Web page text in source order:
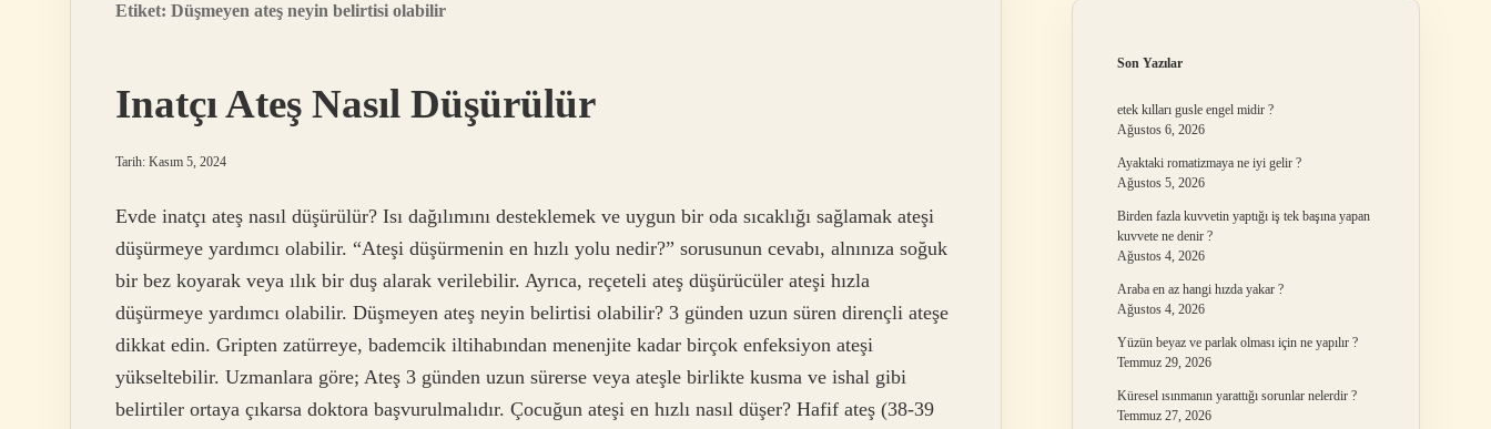
Etiket: Düşmeyen ateş neyin belirtisi olabilir
Inatçı Ateş Nasıl Düşürülür
Tarih: Kasım 5, 2024
Evde inatçı ateş nasıl düşürülür? Isı dağılımını desteklemek ve uygun bir oda sıcaklığı sağlamak ateşi
düşürmeye yardımcı olabilir. “Ateşi düşürmenin en hızlı yolu nedir?” sorusunun cevabı, alnınıza soğuk
bir bez koyarak veya ılık bir duş alarak verilebilir. Ayrıca, reçeteli ateş düşürücüler ateşi hızla
düşürmeye yardımcı olabilir. Düşmeyen ateş neyin belirtisi olabilir? 3 günden uzun süren dirençli ateşe
dikkat edin. Gripten zatürreye, bademcik iltihabından menenjite kadar birçok enfeksiyon ateşi
yükseltebilir. Uzmanlara göre; Ateş 3 günden uzun sürerse veya ateşle birlikte kusma ve ishal gibi
belirtiler ortaya çıkarsa doktora başvurulmalıdır. Çocuğun ateşi en hızlı nasıl düşer? Hafif ateş (38-39
Son Yazılar
etek kılları gusle engel midir ?
Ağustos 6, 2026
Ayaktaki romatizmaya ne iyi gelir ?
Ağustos 5, 2026
Birden fazla kuvvetin yaptığı iş tek başına yapan
kuvvete ne denir ?
Ağustos 4, 2026
Araba en az hangi hızda yakar ?
Ağustos 4, 2026
Yüzün beyaz ve parlak olması için ne yapılır ?
Temmuz 29, 2026
Küresel ısınmanın yarattığı sorunlar nelerdir ?
Temmuz 27, 2026